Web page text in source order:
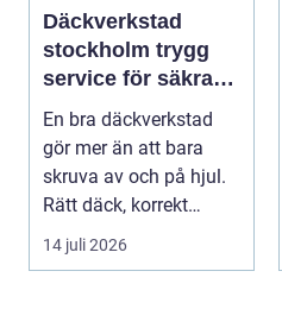
Däckverkstad
stockholm trygg
service för säkra
mil året runt
En bra däckverkstad
gör mer än att bara
skruva av och på hjul.
Rätt däck, korrekt
montering och rege...
14 juli 2026